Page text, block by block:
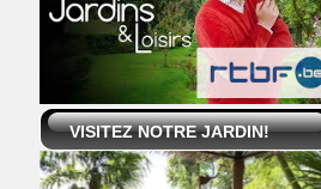
VISITEZ NOTRE JARDIN!